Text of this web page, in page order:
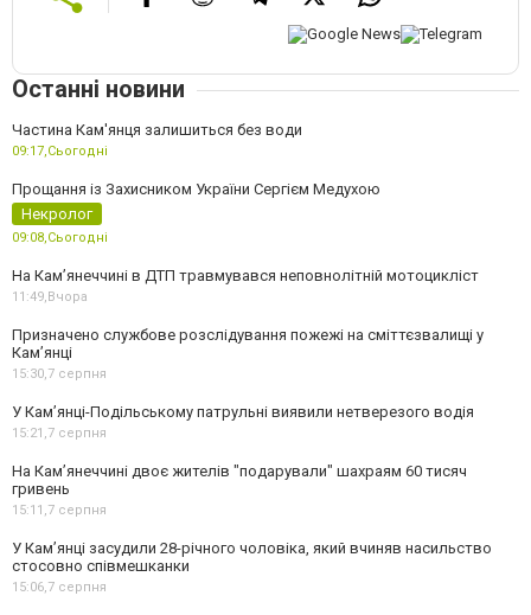
Останні новини
Частина Кам'янця залишиться без води
09:17,Сьогодні
Прощання із Захисником України Сергієм Медухою
Некролог
09:08,Сьогодні
На Кам’янеччині в ДТП травмувався неповнолітній мотоцикліст
11:49, Вчора
Призначено службове розслідування пожежі на сміттєзвалищі у
Кам’янці
15:30,7 серпня
У Кам’янці-Подільському патрульні виявили нетверезого водія
15:21,7 серпня
На Камʼянеччині двоє жителів "подарували" шахраям 60 тисяч
гривень
15:11,7 серпня
У Камʼянці засудили 28-річного чоловіка, який вчиняв насильство
стосовно співмешканки
15:06,7 серпня